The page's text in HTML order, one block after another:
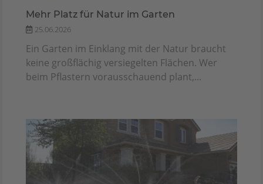
Mehr Platz für Natur im Garten
25.06.2026
Ein Garten im Einklang mit der Natur braucht
keine großflächig versiegelten Flächen. Wer
beim Pflastern vorausschauend plant,...